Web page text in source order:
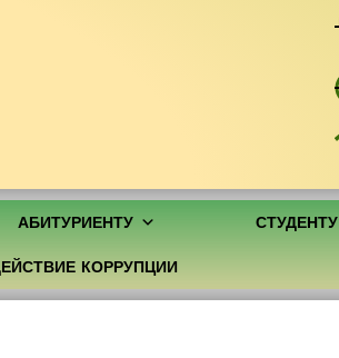
АБИТУРИЕНТУ СТУДЕНТУ
КОРРУПЦИИ